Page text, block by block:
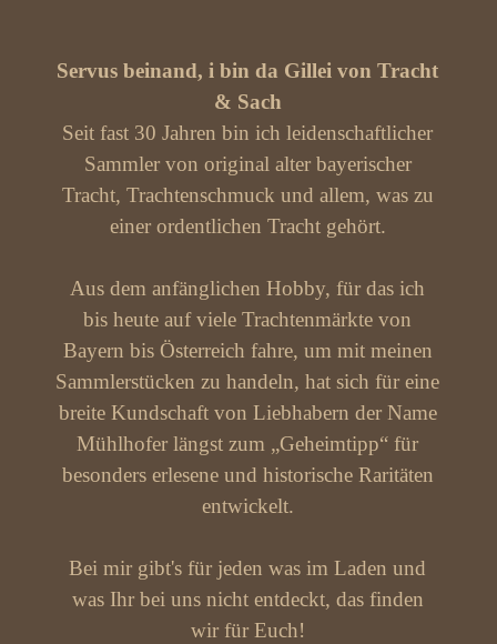
Servus beinand, i bin da Gillei von Tracht
& Sach
Seit fast 30 Jahren bin ich leidenschaftlicher
Sammler von original alter bayerischer
Tracht, Trachtenschmuck und allem, was zu
einer ordentlichen Tracht gehört.
Aus dem anfänglichen Hobby, für das ich
bis heute auf viele Trachtenmärkte von
Bayern bis Österreich fahre, um mit meinen
Sammlerstücken zu handeln, hat sich für eine
breite Kundschaft von Liebhabern der Name
Mühlhofer längst zum „Geheimtipp“ für
besonders erlesene und historische Raritäten
entwickelt.
Bei mir gibt's für jeden was im Laden und
was Ihr bei uns nicht entdeckt, das finden
wir für Euch!